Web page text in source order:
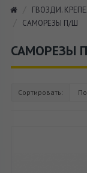
ГВОЗДИ.
САМОРЕЗЫ П/Ш
САМОРЕЗЫ
Сортировать: